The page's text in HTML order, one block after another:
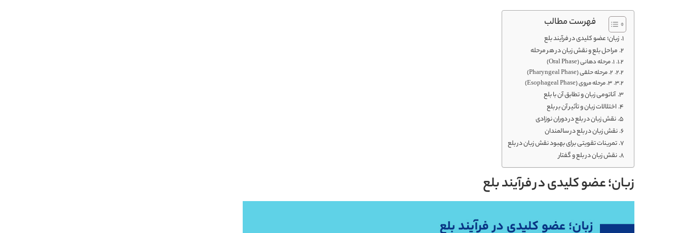
فهرست مطالب
زبان؛ عضو کلیدی در فرآیند بلع
مراحل بلع و نقش زبان در هر مرحله
1. مرحله دهانی (Oral Phase)
2. مرحله حلقی (Pharyngeal Phase)
3. مرحله مروی (Esophageal Phase)
آناتومی زبان و تطابق آن با بلع
اختلالات زبان و تأثیر آن بر بلع
نقش زبان در بلع در دوران نوزادی
نقش زبان در بلع در سالمندان
تمرینات تقویتی برای بهبود نقش زبان در بلع
نقش زبان در بلع و گفتار
زبان؛ عضو کلیدی در فرآیند بلع